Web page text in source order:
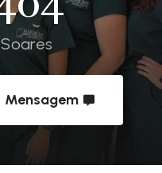
Mensagem